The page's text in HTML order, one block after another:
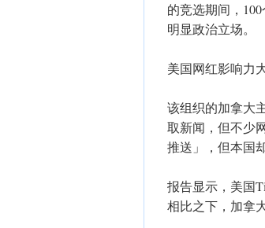
的竞选期间，
明显政治立场。
美国网红影响力
该组织的加拿大
取新闻，但不少
推送」，但本国
报告显示，美国
相比之下，加拿